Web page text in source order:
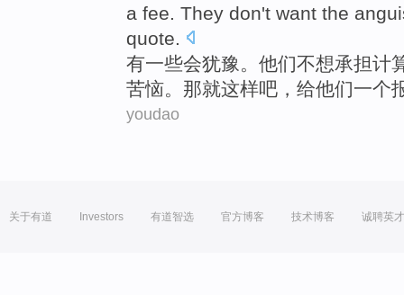
a fee They don't want the
quote
有一些会犹豫 。 他们不想承担计
苦恼。 那就这样吧 ， 给他们一个
youdao
关于有道 Investors 有道智选 官方博客 技术博客 诚聘英才